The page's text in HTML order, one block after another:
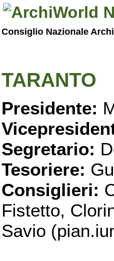
Consiglio Nazionale
TARANTO
Presidente:
Segretario:
Tesoriere:
Consiglieri:
Fistetto,
Savio